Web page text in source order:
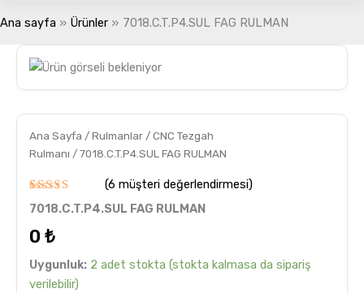
Ana sayfa Ürünler 7018.C.T.P4.SUL FAG RULMAN
Ana Sayfa /Rulmanlar /CNC Tezgah
Rulmanı / 7018.C.T.P4.SUL FAG RULMAN
6
müşteri
puanına
5
5.00puan
aldı
(6 müşteri değerlendirmesi)
7018.C.T.P4.SUL FAG RULMAN
0 ₺
Uygunluk: 2 adet stokta (stokta kalmasa da sipariş
verilebilir)
FAG